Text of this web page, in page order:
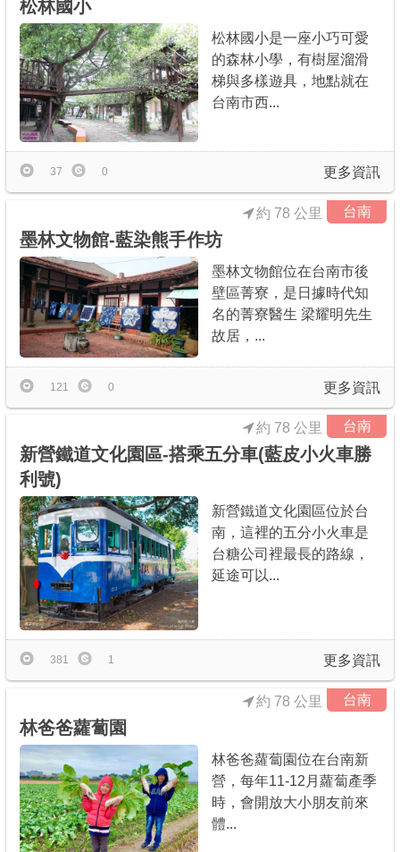
松林國小
松林國小是一座小巧可愛
的森林小學，有樹屋溜滑
梯與多樣遊具，地點就在
台南市西...
更多資訊
37 0
台南
墨林文物館-藍染熊手作坊
約 78 公里
墨林文物館位在台南市後
壁區菁寮，是日據時代知
名的菁寮醫生 梁耀明先生
故居，...
更多資訊
121 0
台南
新營鐵道文化園區-搭乘五分車(藍皮小火車勝
利號)
約 78 公里
新營鐵道文化園區位於台
南，這裡的五分小火車是
台糖公司裡最長的路線，
延途可以...
更多資訊
381 1
台南
林爸爸蘿蔔園
約 78 公里
林爸爸蘿蔔園位在台南新
營，每年11-12月蘿蔔產季
時，會開放大小朋友前來
體...